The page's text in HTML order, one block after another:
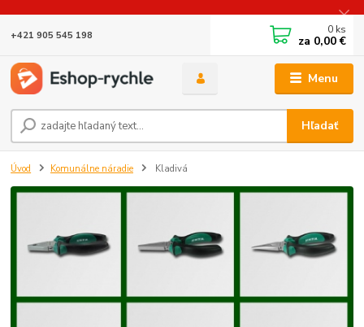
Menu
Hľadať
+421 905 545 198 0 ks
za 0,00 €
Úvod Komunálne náradie Kladivá